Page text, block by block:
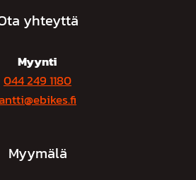
yhteyttä
Myynti
044 249 1180
Myymälä